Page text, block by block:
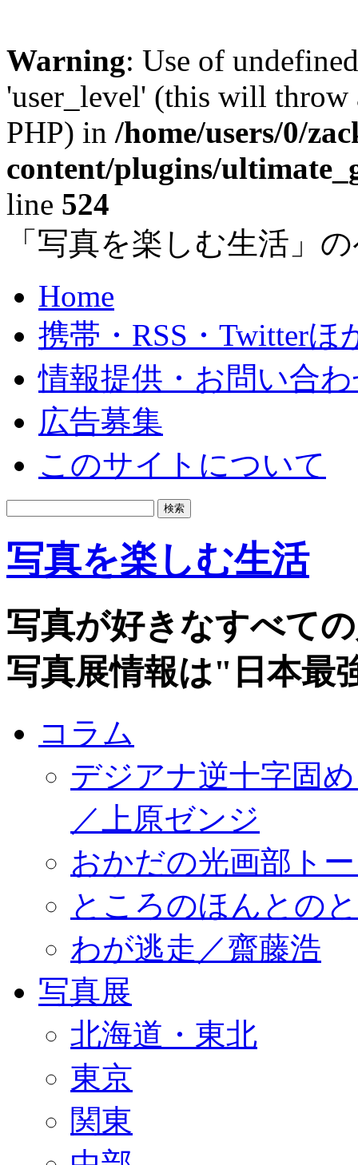
Warning: Use of
'user_level' (this will
PHP) in /home/users/0/
content/plugins/
line 524
「写真を楽しむ生活」
Home
携帯・RSS・Twitterほ
情報提供・お問い合
広告募集
このサイトについて
写真を楽しむ生活
写真が好きなすべて
写真展情報は"日本最
コラム
デジアナ逆十字固
／上原ゼンジ
おかだの光画部ト
ところのほんとの
わが逃走／齋藤浩
写真展
北海道・東北
東京
関東